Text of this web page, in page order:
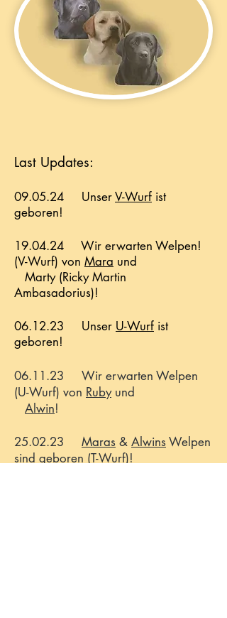
Last Updates:
09.05.24 UnserV-Wurf ist
geboren!
19.04.24 Wir erwarten Welpen!
(V-Wurf) von Mara und
Marty (Ricky Martin
Ambasadorius)!
06.12.23 Unser U-Wurf ist
geboren!
06.11.23 Wir erwarten Welpen
(U-Wurf) von Rubyund
Alwin!
25.02.23 Maras & AlwinsWelpen
sind geboren (T-Wurf)!